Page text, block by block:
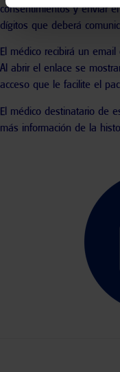
consentimientos y enviar
dígitos que deberá
El médico recibirá un
Al abrir el enlace se
acceso que le facilite el
El médico destinatario de
más información de la